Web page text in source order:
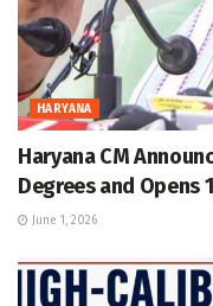
HARYANA
Haryana CM
Degrees and Opens
June 1, 2026